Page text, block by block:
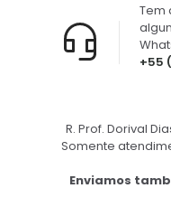
+55
Tem
R. Prof. Dorival
Somente
Enviamos